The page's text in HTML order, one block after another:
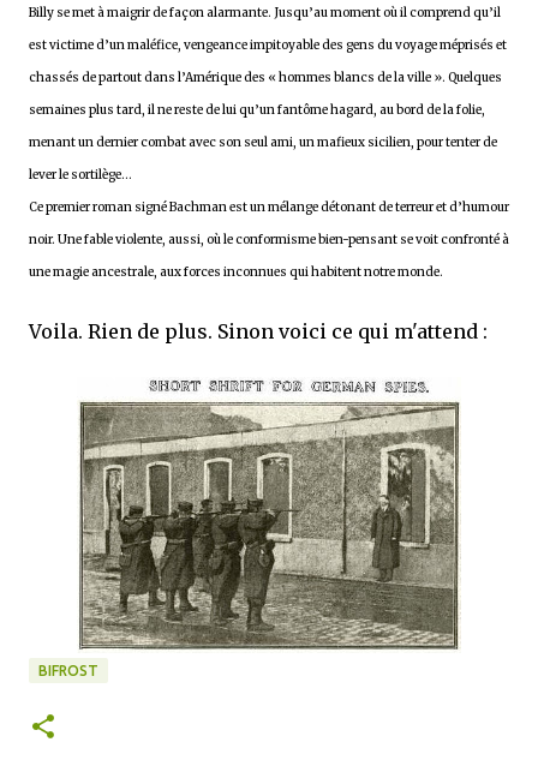
Billy se met à maigrir de façon alarmante. Jusqu’au moment où il comprend qu’il
est victime d’un maléfice, vengeance impitoyable des gens du voyage méprisés et
chassés de partout dans l’Amérique des « hommes blancs de la ville ». Quelques
semaines plus tard, il ne reste de lui qu’un fantôme hagard, au bord de la folie,
menant un dernier combat avec son seul ami, un mafieux sicilien, pour tenter de
lever le sortilège…
Ce premier roman signé Bachman est un mélange détonant de terreur et d’humour
noir. Une fable violente, aussi, où le conformisme bien-pensant se voit confronté à
une magie ancestrale, aux forces inconnues qui habitent notre monde.
Voila. Rien de plus. Sinon voici ce qui m'attend :
BIFROST